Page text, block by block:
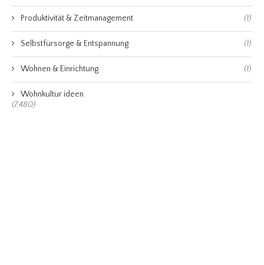
Produktivität & Zeitmanagement (1)
Selbstfürsorge & Entspannung (1)
Wohnen & Einrichtung (1)
Wohnkultur ideen
(7,480)